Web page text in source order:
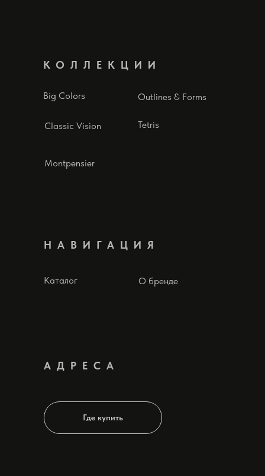
О бренде
Каталог
Outlines & Forms
Montpensier
Classic Vision
АДРЕСА
НАВИГАЦИЯ
КОЛЛЕКЦИИ
Big Colors
Tetris
Где купить